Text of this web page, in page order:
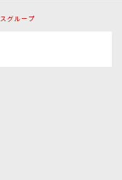
グループ